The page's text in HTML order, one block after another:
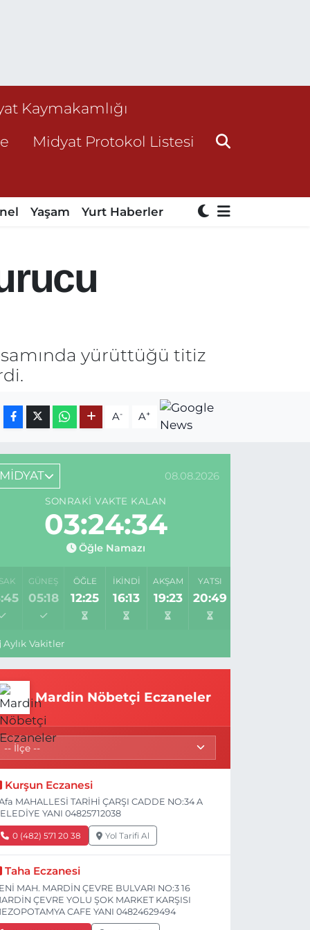
Kaymakamlığı
Midyat Protokol Listesi
Yaşam Yurt Haberler
yürüttüğü titiz
A- A+
MİDYAT 08.08.2026
SONRAKI VAKTE KALAN
03:24:34
Öğle Namazı
GÜNEŞ
05:18
ÖĞLE
12:25
İKINDI
16:13
AKŞAM
19:23
YATSI
20:49
Aylık Vakitler
Mardin Nöbetçi Eczaneler
Kurşun Eczanesi
MAHALLESİ TARİHİ ÇARŞI CADDE NO:34 A
YANI 04825712038
0 (482) 571 20 38 Yol Tarifi Al
Taha Eczanesi
MAH. MARDİN ÇEVRE BULVARI NO:3 16
ÇEVRE YOLU ŞOK MARKET KARŞISI
CAFE YANI 04824629494